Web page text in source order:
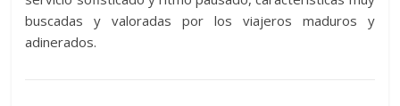
buscadas y valoradas por los viajeros maduros y
adinerados.